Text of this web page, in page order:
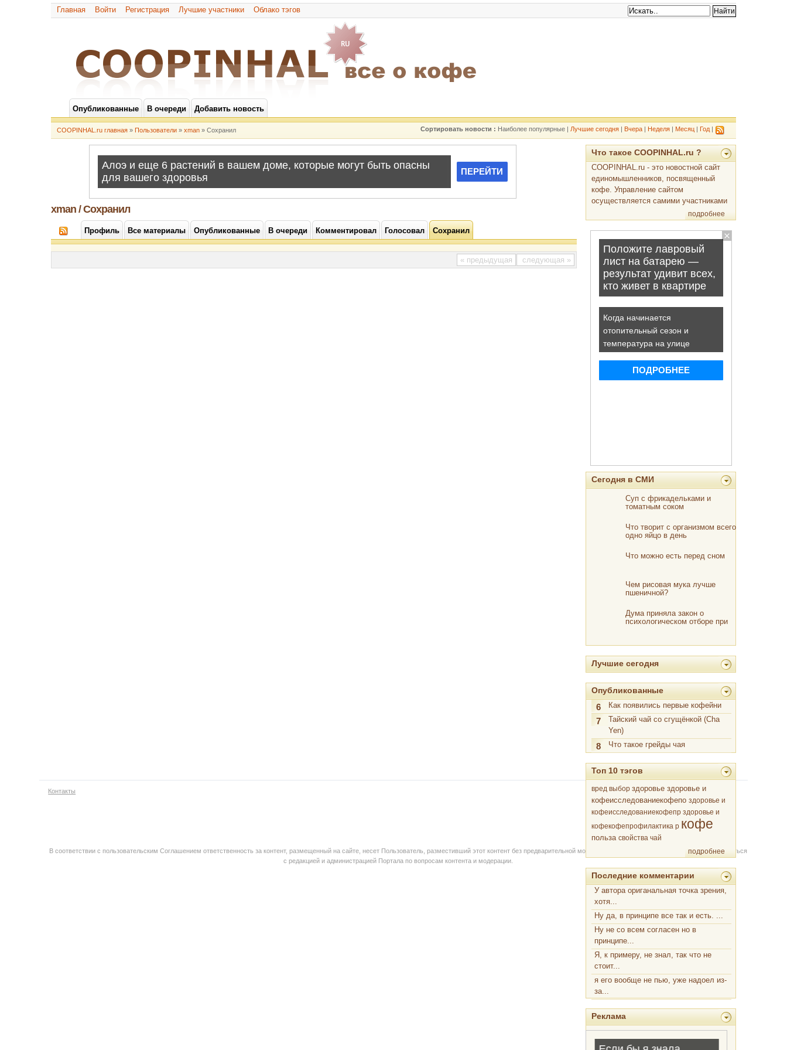
Главная Войти Регистрация Лучшие участники Облако тэгов
Опубликованные В очереди Добавить новость
COOPINHAL.ru главная »Пользователи »xman » Сохранил Сортировать новости : Наиболее популярные | Лучшие сегодня| Вчера| Неделя| Месяц| Год|
xman / Сохранил
Профиль Все материалы Опубликованные В очереди Комментировал Голосовал Сохранил
« предыдущая следующая »
Что такое COOPINHAL.ru ?
COOPINHAL.ru - это новостной сайт
единомышленников, посвященный
кофе. Управление сайтом
осуществляется самими участниками
подробнее
Сегодня в СМИ
Суп с фрикадельками и
томатным соком
Что творит с организмом всего
одно яйцо в день
Что можно есть перед сном
Чем рисовая мука лучше
пшеничной?
Дума приняла закон о
психологическом отборе при
Лучшие сегодня
Опубликованные
6
Как появились первые кофейни
7
Тайский чай со сгущёнкой (Cha
Yen)
8 Что такое грейды чая
Топ 10 тэгов
вред выбор здоровье здоровье и
кофеисследованиекофепо здоровье и
кофеисследованиекофепр здоровье и
кофекофепрофилактика р кофе
польза свойства чай
подробнее
Последние комментарии
У автора ориганальная точка зрения,
хотя...
Ну да, в принципе все так и есть. ...
Ну не со всем согласен но в
принципе...
Я, к примеру, не знал, так что не
стоит...
я его вообще не пью, уже надоел из-
за...
Реклама
Контакты
В соответствии с пользовательским Соглашением ответственность за контент, размещенный на сайте, несет Пользователь, разместивший этот контент без предварительной модерации через форму на сайте. Вы можете связаться
с редакцией и администрацией Портала по вопросам контента и модерации.